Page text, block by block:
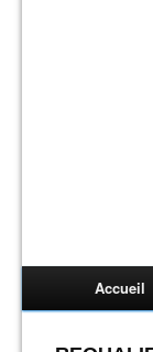
Accueil